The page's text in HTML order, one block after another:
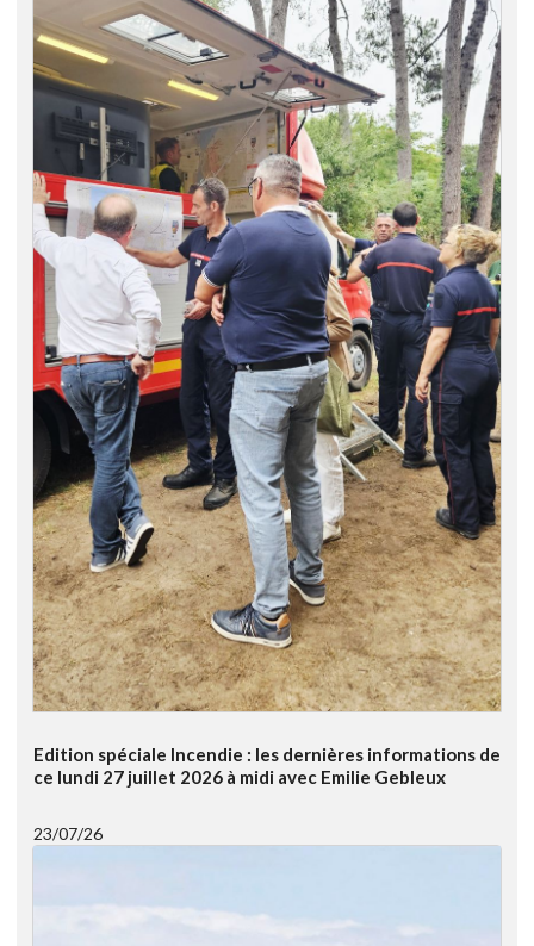
Edition spéciale Incendie : les dernières informations de
ce lundi 27 juillet 2026 à midi avec Emilie Gebleux
23/07/26